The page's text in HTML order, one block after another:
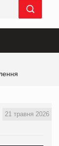
21 травня 2026